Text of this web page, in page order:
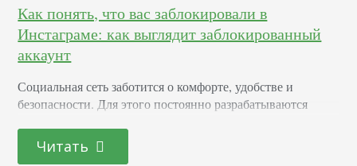
Как понять, что вас заблокировали в
Инстаграме: как выглядит заблокированный
аккаунт
Социальная сеть заботится о комфорте, удобстве и
безопасности. Для этого постоянно разрабатываются
мошенничества и так далее. Бан также доступен для
любой персоны, которая хочет закрыть доступ к своему
Читать